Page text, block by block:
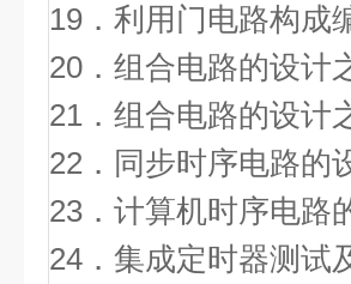
19．利用门电路构成
20．组合电路的设计
21．组合电路的设计
22．同步时序电路的
23．计算机时序电路
24．集成定时器测试